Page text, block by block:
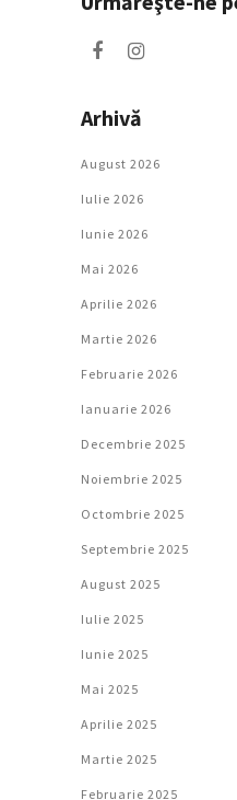
Arhivă
August 2026
Iulie 2026
Iunie 2026
Mai 2026
Aprilie 2026
Martie 2026
Februarie 2026
Ianuarie 2026
Decembrie 2025
Noiembrie 2025
Octombrie 2025
Septembrie 2025
August 2025
Iulie 2025
Iunie 2025
Mai 2025
Aprilie 2025
Martie 2025
Februarie 2025